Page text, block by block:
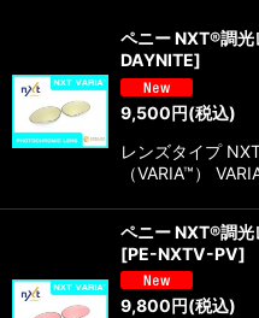
並び順:
ペニー NXT®調光
DAYNITE]
9,500円(税込)
レンズタイプ
（VARIA™）
ペニー NXT®調
[PE-NXTV-PV]
9,800円(税込)